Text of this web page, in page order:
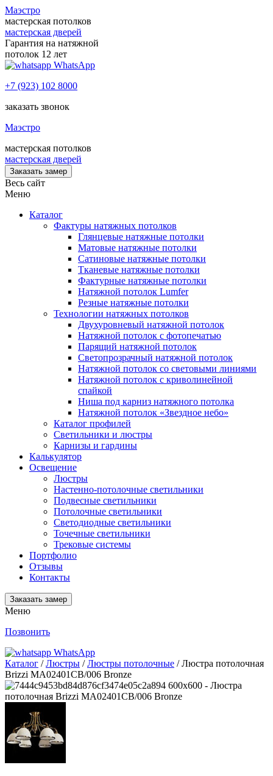
Маэстро
мастерская потолков
мастерская дверей
Гарантия на натяжной
потолок 12 лет
WhatsApp
+7 (923) 102 8000
заказать звонок
Маэстро
мастерская потолков
мастерская дверей
Заказать замер
Весь сайт
Меню
Каталог
Фактуры натяжных потолков
Глянцевые натяжные потолки
Матовые натяжные потолки
Сатиновые натяжные потолки
Тканевые натяжные потолки
Фактурные натяжные потолки
Натяжной потолок Lumfer
Резные натяжные потолки
Технологии натяжных потолков
Двухуровневый натяжной потолок
Натяжной потолок с фотопечатью
Парящий натяжной потолок
Светопрозрачный натяжной потолок
Натяжной потолок со световыми линиями
Натяжной потолок с криволинейной
спайкой
Ниша под карниз натяжного потолка
Натяжной потолок «Звездное небо»
Каталог профилей
Светильники и люстры
Карнизы и гардины
Калькулятор
Освещение
Люстры
Настенно-потолочные светильники
Подвесные светильники
Потолочные светильники
Светодиодные светильники
Точечные светильники
Трековые системы
Портфолио
Отзывы
Контакты
Заказать замер
Меню
Позвонить
WhatsApp
Каталог /Люстры /Люстры потолочные / Люстра потолочная
Brizzi MA02401CB/006 Bronze